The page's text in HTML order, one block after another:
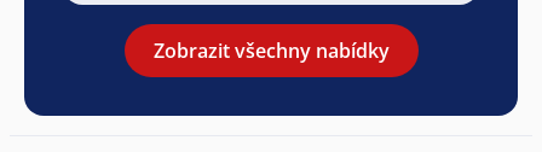
Zobrazit všechny nabídky